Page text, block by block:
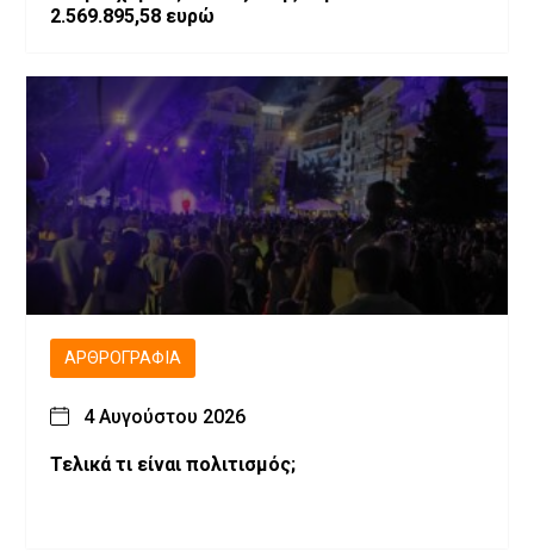
2.569.895,58 ευρώ
ΑΡΘΡΟΓΡΑΦΊΑ
4 Αυγούστου 2026
Τελικά τι είναι πολιτισμός;